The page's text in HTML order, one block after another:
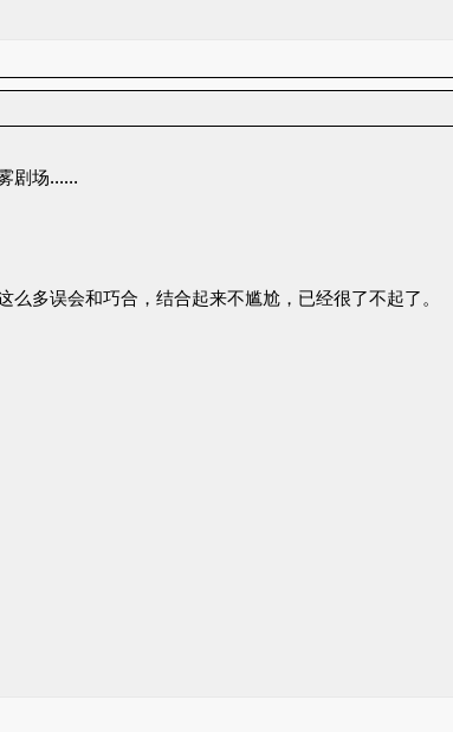
剧场……
多误会和巧合，结合起来不尴尬，已经很了不起了。